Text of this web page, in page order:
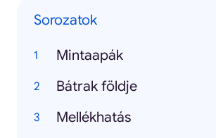
Sorozatok
Mintaapák
Bátrak földje
Mellékhatás